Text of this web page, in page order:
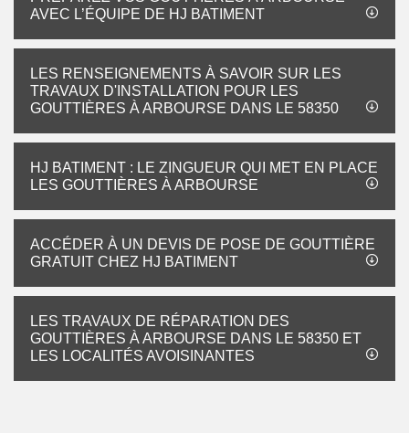
AVEC L’ÉQUIPE DE HJ BATIMENT
LES RENSEIGNEMENTS À SAVOIR SUR LES
TRAVAUX D'INSTALLATION POUR LES
GOUTTIÈRES À ARBOURSE DANS LE 58350
HJ BATIMENT : LE ZINGUEUR QUI MET EN PLACE
LES GOUTTIÈRES À ARBOURSE
ACCÉDER À UN DEVIS DE POSE DE GOUTTIÈRE
GRATUIT CHEZ HJ BATIMENT
LES TRAVAUX DE RÉPARATION DES
GOUTTIÈRES À ARBOURSE DANS LE 58350 ET
LES LOCALITÉS AVOISINANTES